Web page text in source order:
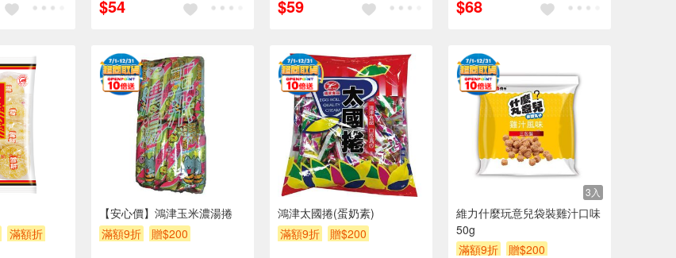
$54 $59 $68
滿額折
【安心價】鴻津玉米濃湯捲
滿額9折
贈$200
鴻津太國捲(蛋奶素)
滿額9折
贈$200
3入
維力什麼玩意兒袋裝雞汁口味
50g
滿額9折
贈$200